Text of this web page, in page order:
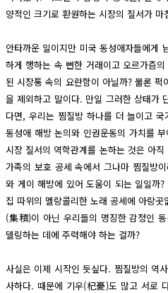
양적인 크기로 환원하는 시장의 질서가 마
안타까운 일이지만 미국 동성애자들에
하게 행하는 속 뻔한 거래이고 오르가즘
된 시장통 속의 요란함이 아닐까? 물론
을 제외하고 말이다. 만일 그러한 상태가
다면, 우리는 찜질방 하나를 더 늘이고
동성애 해방 논의와 인권운동의 가치를
시장 질서의 역학관계를 논하는 것은 아
가족의 보호 공세 속에서 그나마 찜질방
와 게이 해방에 있어 도움이 되는 일일까
집 따위의 멜랑콜리한 노래 공세에 아랑
(集積)이 아닌 우리들의 명징한 감정인
델링하는 데에 주력해야 하는 걸까?
사실은 이제 시작인 듯싶다. 찜질방의 역
사하다. 때문에 기우(杞憂)도 많고 서로